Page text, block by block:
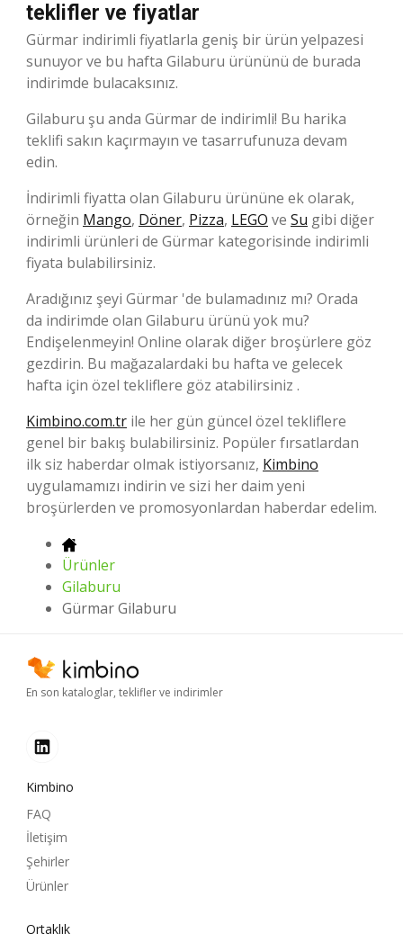
teklifler ve fiyatlar
Gürmar indirimli fiyatlarla geniş bir ürün yelpazesi
sunuyor ve bu hafta Gilaburu ürününü de burada
indirimde bulacaksınız.
Gilaburu şu anda Gürmar de indirimli! Bu harika
teklifi sakın kaçırmayın ve tasarrufunuza devam
edin.
İndirimli fiyatta olan Gilaburu ürününe ek olarak,
örneğin Mango, Döner, Pizza, LEGO ve Su gibi diğer
indirimli ürünleri de Gürmar kategorisinde indirimli
fiyata bulabilirsiniz.
Aradığınız şeyi Gürmar 'de bulamadınız mı? Orada
da indirimde olan Gilaburu ürünü yok mu?
Endişelenmeyin! Online olarak diğer broşürlere göz
gezdirin. Bu mağazalardaki bu hafta ve gelecek
hafta için özel tekliflere göz atabilirsiniz .
Kimbino.com.tr ile her gün güncel özel tekliflere
genel bir bakış bulabilirsiniz. Popüler fırsatlardan
ilk siz haberdar olmak istiyorsanız, Kimbino
uygulamamızı indirin ve sizi her daim yeni
broşürlerden ve promosyonlardan haberdar edelim.
Ürünler
Gilaburu
Gürmar Gilaburu
En son kataloglar, teklifler ve indirimler
Kimbino
FAQ
İletişim
Şehirler
Ürünler
Ortaklık